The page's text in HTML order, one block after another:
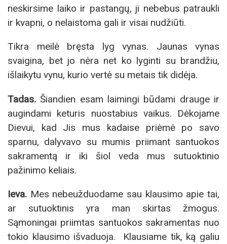
neskirsime laiko ir pastangų, ji nebebus patraukli
ir kvapni, o nelaistoma gali ir visai nudžiūti.
Tikra meilė bręsta lyg vynas. Jaunas vynas
svaigina, bet jo nėra net ko lyginti su brandžiu,
išlaikytu vynu, kurio vertė su metais tik didėja.
Tadas. Šiandien esam laimingi būdami drauge ir
augindami keturis nuostabius vaikus. Dėkojame
Dievui, kad Jis mus kadaise priėmė po savo
sparnu, dalyvavo su mumis priimant santuokos
sakramentą ir iki šiol veda mus sutuoktinio
pažinimo keliais.
Ieva. Mes nebeužduodame sau klausimo apie tai,
ar sutuoktinis yra man skirtas žmogus.
Sąmoningai priimtas santuokos sakramentas nuo
tokio klausimo išvaduoja. Klausiame tik, ką galiu